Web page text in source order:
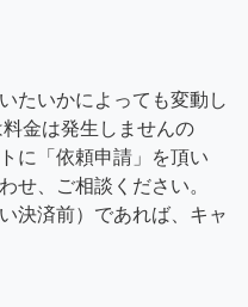
たいかによっても変動し
金は発生しませんの
に「依頼申請」を頂い
せ、ご相談ください。
決済前）であれば、キャ